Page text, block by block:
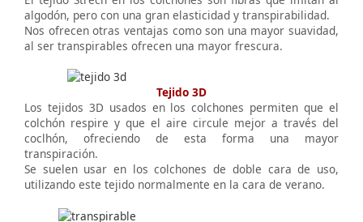
algodón, pero con una gran elasticidad y transpirabilidad.
Nos ofrecen otras ventajas como son una mayor suavidad,
al ser transpirables ofrecen una mayor frescura.
Tejido 3D
Los tejidos 3D usados en los colchones permiten que el
colchón respire y que el aire circule mejor a través del
coclhón, ofreciendo de esta forma una mayor
transpiración.
Se suelen usar en los colchones de doble cara de uso,
utilizando este tejido normalmente en la cara de verano.